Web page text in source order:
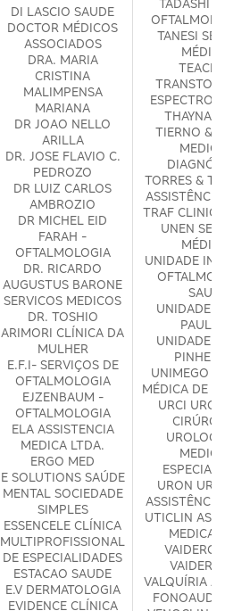
DI LASCIO SAUDE
DOCTOR MÉDICOS
ASSOCIADOS
DRA. MARIA
CRISTINA
MALIMPENSA
MARIANA
DR JOAO NELLO
ARILLA
DR. JOSE FLAVIO C.
PEDROZO
DR LUIZ CARLOS
AMBROZIO
DR MICHEL EID
FARAH -
OFTALMOLOGIA
DR. RICARDO
AUGUSTUS BARONE
SERVICOS MEDICOS
DR. TOSHIO
ARIMORI CLÍNICA DA
MULHER
E.F.I- SERVIÇOS DE
OFTALMOLOGIA
EJZENBAUM -
OFTALMOLOGIA
ELA ASSISTENCIA
MEDICA LTDA.
ERGO MED
E SOLUTIONS SAÚDE
MENTAL SOCIEDADE
SIMPLES
ESSENCELE CLÍNICA
MULTIPROFISSIONAL
DE ESPECIALIDADES
ESTACAO SAUDE
E.V DERMATOLOGIA
EVIDENCE CLÍNICA
TADASHI &
TANESI
ESPECTRO
THAYNA
TIERNO &
TORRES &
TRAF
UNEN
UNIDADE
UNIDADE
UNIDADE
UNIMEGO
MÉDICA DE
URCI
URON
UTICLIN
MEDICA
VALQUÍRIA A